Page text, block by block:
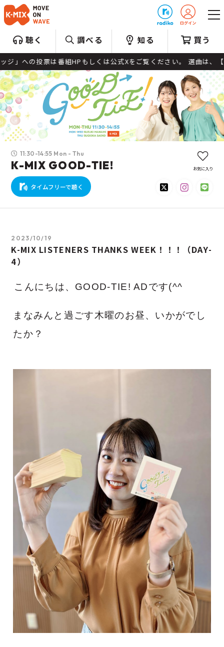
聴く 調べる 知る 買う
しくは公式Xをご覧ください。 選曲は、【 Best Hits
11:30-14:55 Mon - Thu
K-MIX GOOD-TIE!
タイムフリーで聴く
お気に入り
2023/10/19
K-MIX LISTENERS THANKS WEEK！！！（DAY-
4）
こんにちは、GOOD-TIE! ADです(^^ゞ
まなみんと過ごす木曜のお昼、いかがでし
たか？